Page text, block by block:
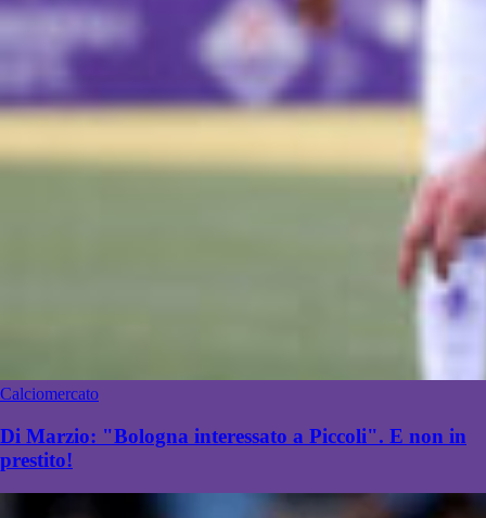
Calciomercato
Di Marzio: "Bologna interessato a Piccoli". E non in
prestito!